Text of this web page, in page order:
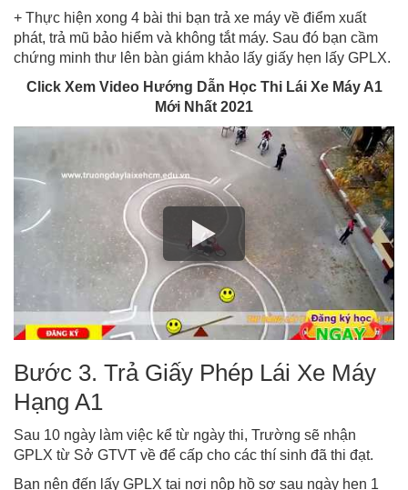
+ Thực hiện xong 4 bài thi bạn trả xe máy về điểm xuất
phát, trả mũ bảo hiểm và không tắt máy. Sau đó bạn cầm
chứng minh thư lên bàn giám khảo lấy giấy hẹn lấy GPLX.
Click Xem Video Hướng Dẫn Học Thi Lái Xe Máy A1
Mới Nhất 2021
Bước 3. Trả Giấy Phép Lái Xe Máy
Hạng A1
Sau 10 ngày làm việc kể từ ngày thi, Trường sẽ nhận
GPLX từ Sở GTVT về để cấp cho các thí sinh đã thi đạt.
Bạn nên đến lấy GPLX tại nơi nộp hồ sơ sau ngày hẹn 1